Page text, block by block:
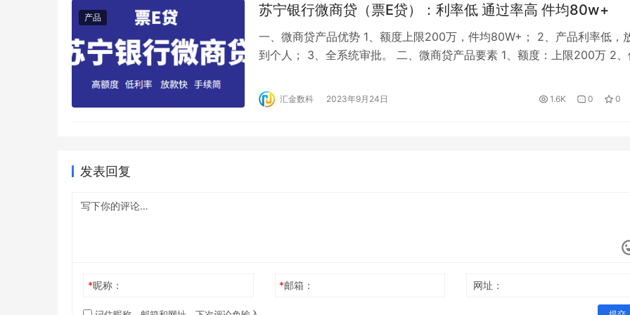
产品 苏宁银行微商贷（票E贷）：利率低 通过率高 件均80w+
一、微商贷产品优势 1、额度上限200万，件均80W+； 2、产品利率低，
到个人； 3、全系统审批。 二、微商贷产品要素 1、额度：上限200万 2
额本金，随借随还 三、微商贷准入要求 1、企业经营状态正常， 无黑名单、
逾期、 金融借贷类涉诉等； 2、法人征信状况…
汇金数科 2023年9月24日 1.6K 0 0
发表回复
*昵称： *邮箱： 网址：